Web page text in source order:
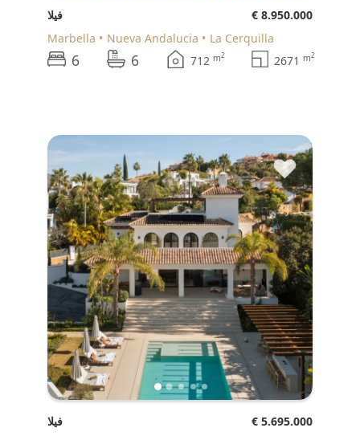
فيلا
€ 8.950.000
Marbella
Nueva Andalucia La Cerquilla
6 6 712 m2 2671 m2
♥
فيلا
€ 5.695.000